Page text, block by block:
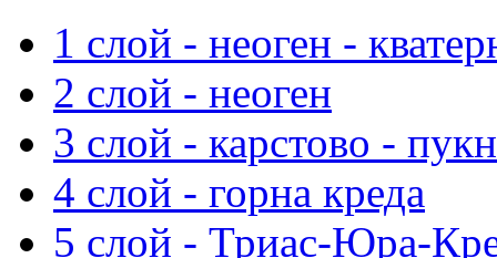
1 слой - неоген -
2 слой - неоген
3 слой - карстово -
4 слой - горна креда
5 слой - Триас-Юра-